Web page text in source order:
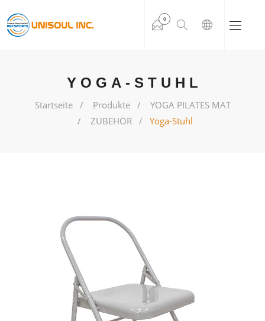
0
YOGA-STUHL
Startseite Produkte
YOGA PILATES MAT
ZUBEHÖR
Yoga-Stuhl